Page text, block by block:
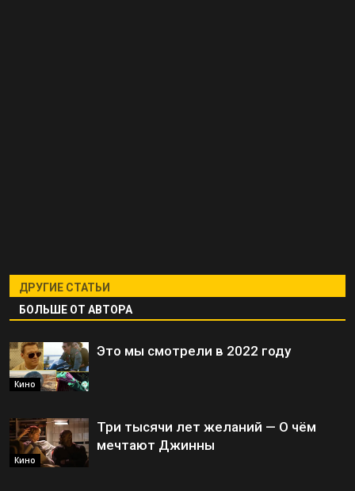
ДРУГИЕ СТАТЬИ
БОЛЬШЕ ОТ АВТОРА
Кино
Это мы смотрели в 2022 году
Кино
Три тысячи лет желаний — О чём
мечтают Джинны